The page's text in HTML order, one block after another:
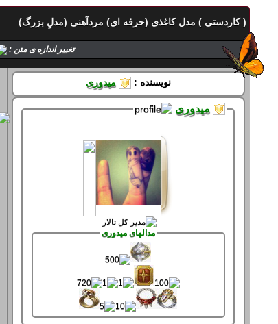
( کاردستی ) مدل کاغذی (حرفه ای) مردآهنی (مدلِ بزرگ)
تغییر اندازه ی متن :
نویسنده : میدوری
میدوری
مدالهای میدوری
تماس با میدوری
حالت میدوری
صفحه های میدوری
سپاس های میدوری
سپاس کرده 61 بار
سپاس شده 361 بار